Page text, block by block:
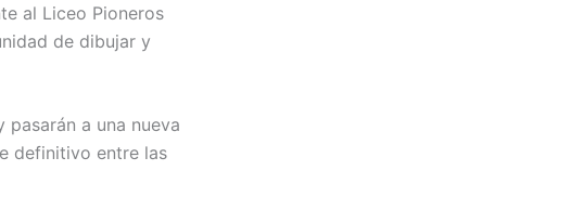
al Liceo Pioneros
de dibujar y
a una nueva
definitivo entre las